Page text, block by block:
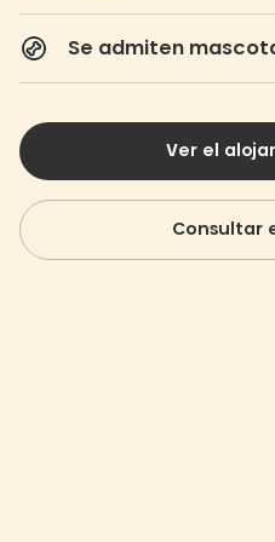
Se admiten
Ver el
Consultar